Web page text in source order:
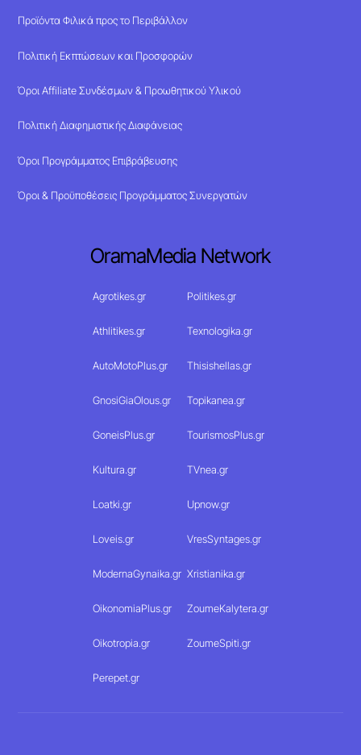
Προϊόντα Φιλικά προς το Περιβάλλον
Πολιτική Εκπτώσεων και Προσφορών
Όροι Affiliate Συνδέσμων & Προωθητικού Υλικού
Πολιτική Διαφημιστικής Διαφάνειας
Όροι Προγράμματος Επιβράβευσης
Όροι & Προϋποθέσεις Προγράμματος Συνεργατών
OramaMedia Network
Agrotikes.gr Politikes.gr
Athlitikes.gr Texnologika.gr
AutoMotoPlus.gr Thisishellas.gr
GnosiGiaOlous.gr Topikanea.gr
GoneisPlus.gr TourismosPlus.gr
Kultura.gr TVnea.gr
Loatki.gr Upnow.gr
Loveis.gr VresSyntages.gr
ModernaGynaika.gr Xristianika.gr
OikonomiaPlus.gr ZoumeKalytera.gr
Oikotropia.gr ZoumeSpiti.gr
Perepet.gr